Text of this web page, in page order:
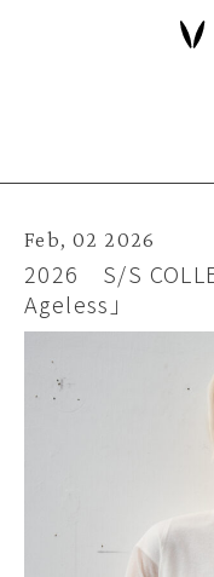
Feb, 02 2026
2026 S/S
Ageless」